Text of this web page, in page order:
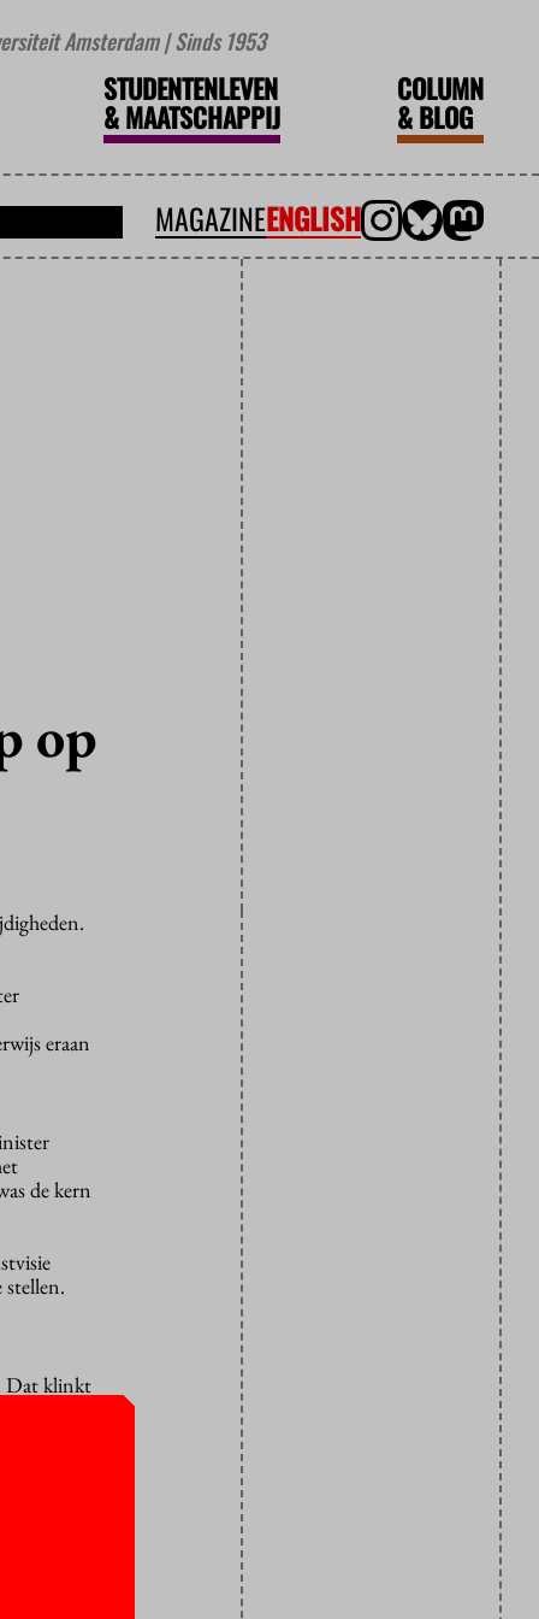
Amsterdam | Sinds 1953
STUDENTENLEVEN
&MAATSCHAPPIJ
COLUMN
&BLOG
MAGAZINEENGLISH
op
eraan
de kern
stellen.
Dat klinkt
zich
toch